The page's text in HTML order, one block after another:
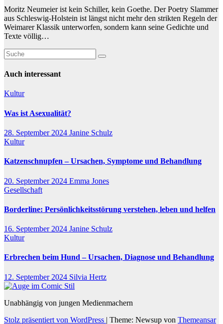
Moritz Neumeier ist kein Schiller, kein Goethe. Der Poetry Slammer
aus Schleswig-Holstein ist längst nicht mehr den strikten Regeln der
Weimarer Klassik unterworfen, sondern kann seine Gedichte und
Texte völlig…
Auch interessant
Kultur
Was ist Asexualität?
28. September 2024 Janine Schulz
Kultur
Katzenschnupfen – Ursachen, Symptome und Behandlung
20. September 2024 Emma Jones
Gesellschaft
Borderline: Persönlichkeitsstörung verstehen, leben und helfen
16. September 2024 Janine Schulz
Kultur
Erbrechen beim Hund – Ursachen, Diagnose und Behandlung
12. September 2024 Silvia Hertz
Unabhängig von jungen Medienmachern
Stolz präsentiert von WordPress | Theme: Newsup von Themeansar